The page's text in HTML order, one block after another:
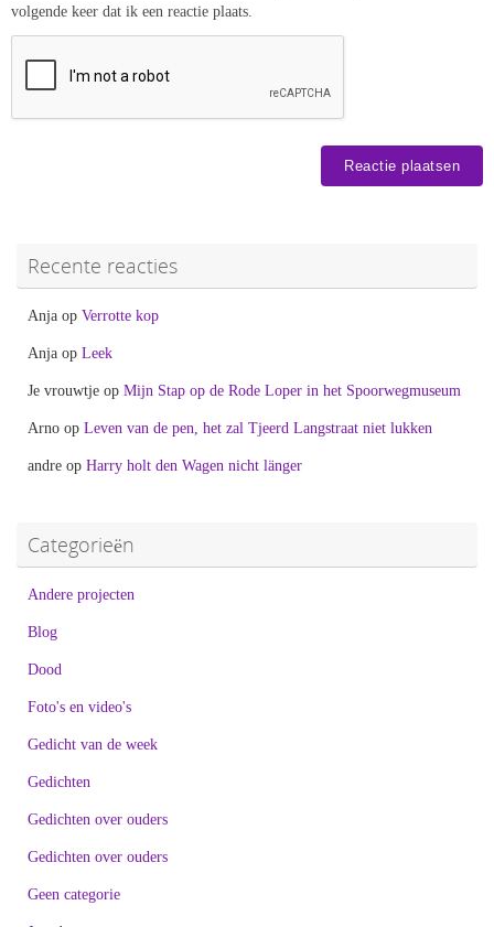
volgende keer dat ik een reactie plaats.
Recente reacties
Anja op Verrotte kop
Anja op Leek
Je vrouwtje op Mijn Stap op de Rode Loper in het Spoorwegmuseum
Arno op Leven van de pen, het zal Tjeerd Langstraat niet lukken
andre op Harry holt den Wagen nicht länger
Categorieën
Andere projecten
Blog
Dood
Foto's en video's
Gedicht van de week
Gedichten
Gedichten over ouders
Gedichten over ouders
Geen categorie